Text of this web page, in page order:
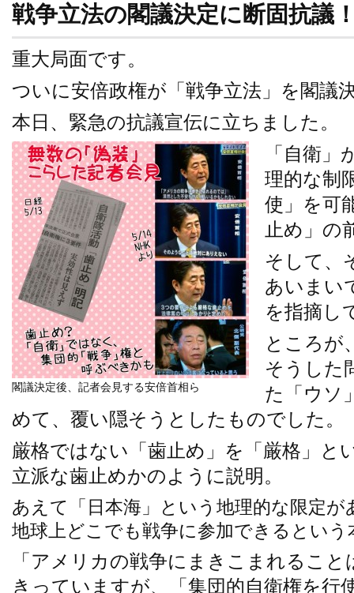
戦争立法の閣議決定に断固抗議
重大局面です。
ついに安倍政権が「戦争立法」を閣議
本日、緊急の抗議宣伝に立ちました。
閣議決定後、記者会見する安倍首相ら
「自衛
理的な制
使」を可
止め」の
そして、
あいまい
を指摘し
ところが
そうした
た「ウソ
めて、覆い隠そうとしたものでした。
厳格ではない「歯止め」を「厳格」と
立派な歯止めかのように説明。
あえて「日本海」という地理的な限定
地球上どこでも戦争に参加できるとい
「アメリカの戦争にまきこまれるこ
きっていますが、「集団的自衛権を行